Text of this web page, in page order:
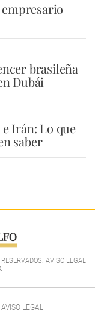
empresario
brasileña
Dubái
Irán: Lo que
saber
AVISO LEGAL
.
AVISO LEGAL